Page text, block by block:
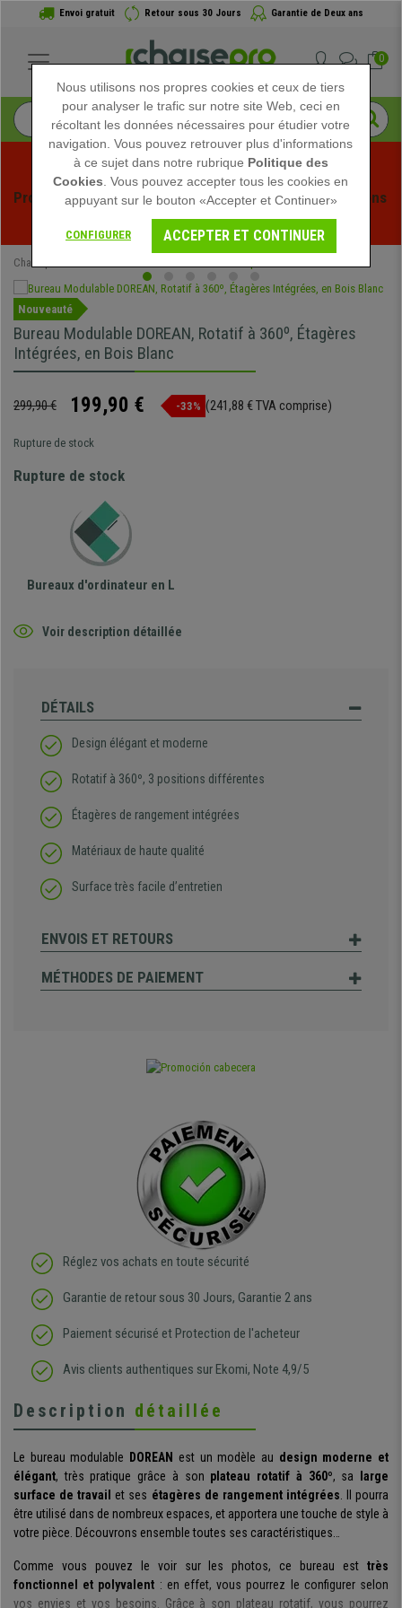
Envoi gratuit Retour sous 30 Jours Garantie de Deux ans
0
Profitez des soldes d'été chez Chaisepro ! Des réductions
exclusives pour une durée limitée - Voir l'offre
Chaisepro
Nouveauté
Bureau Modulable DOREAN, Rotatif à 360º, Étagères
Intégrées, en Bois Blanc
299,90 € 199,90 € -33% (241,88 € TVA comprise)
Rupture de stock
Rupture de stock
Bureaux d'ordinateur en L
Voir description détaillée
DÉTAILS
Design élégant et moderne
Rotatif à 360º, 3 positions différentes
Étagères de rangement intégrées
Matériaux de haute qualité
Surface très facile d’entretien
ENVOIS ET RETOURS
MÉTHODES DE PAIEMENT
Réglez vos achats en toute sécurité
Garantie de retour sous 30 Jours, Garantie 2 ans
Paiement sécurisé et Protection de l'acheteur
Avis clients authentiques sur Ekomi, Note 4,9/5
Description détaillée
Le bureau modulable DOREAN est un modèle au design moderne et
élégant, très pratique grâce à son plateau rotatif à 360º, sa
large
surface de travail
et ses étagères de rangement intégrées. Il pourra
être utilisé dans de nombreux espaces, et apportera une touche de style à
votre pièce. Découvrons ensemble toutes ses caractéristiques…
Comme vous pouvez le voir sur les photos, ce bureau est très
fonctionnel et polyvalent : en effet, vous pourrez le configurer selon
vos envies et vos besoins. Grâce à son plateau rotatif, vous pourrez
Nous utilisons nos propres cookies et ceux de tiers
pour analyser le trafic sur notre site Web, ceci en
récoltant les données nécessaires pour étudier votre
navigation. Vous pouvez retrouver plus d'informations
à ce sujet dans notre rubrique Politique des
Cookies . Vous pouvez accepter tous les cookies en
appuyant sur le bouton «Accepter et Continuer»
CONFIGURER ACCEPTER ET CONTINUER